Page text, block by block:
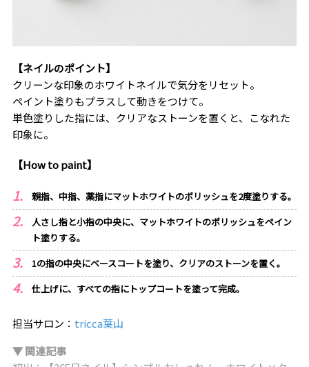
【ネイルのポイント】
クリーンな印象のホワイトネイルで気分をリセット。
ペイント塗りもプラスして動きをつけて。
単色塗りした指には、クリアなストーンを置くと、こなれた
印象に。
【How to paint】
親指、中指、薬指にマットホワイトのポリッシュを2度塗りする。
人さし指と小指の中央に、マットホワイトのポリッシュをペイン
ト塗りする。
1の指の中央にベースコートを塗り、クリアのストーンを置く。
仕上げに、すべての指にトップコートを塗って完成。
担当サロン： tricca葉山
▼ 関連記事